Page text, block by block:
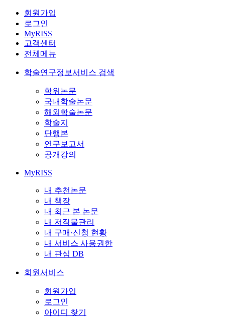
회원가입
로그인
MyRISS
고객센터
전체메뉴
학술연구정보서비스 검색
학위논문
국내학술논문
해외학술논문
학술지
단행본
연구보고서
공개강의
MyRISS
내 추천논문
내 책장
내 최근 본 논문
내 저작물관리
내 구매·신청 현황
내 서비스 사용권한
내 관심 DB
회원서비스
회원가입
로그인
아이디 찾기